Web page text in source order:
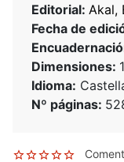
Editorial: Akal,
Fecha de
Dimensiones:
Idioma:
Nº páginas: